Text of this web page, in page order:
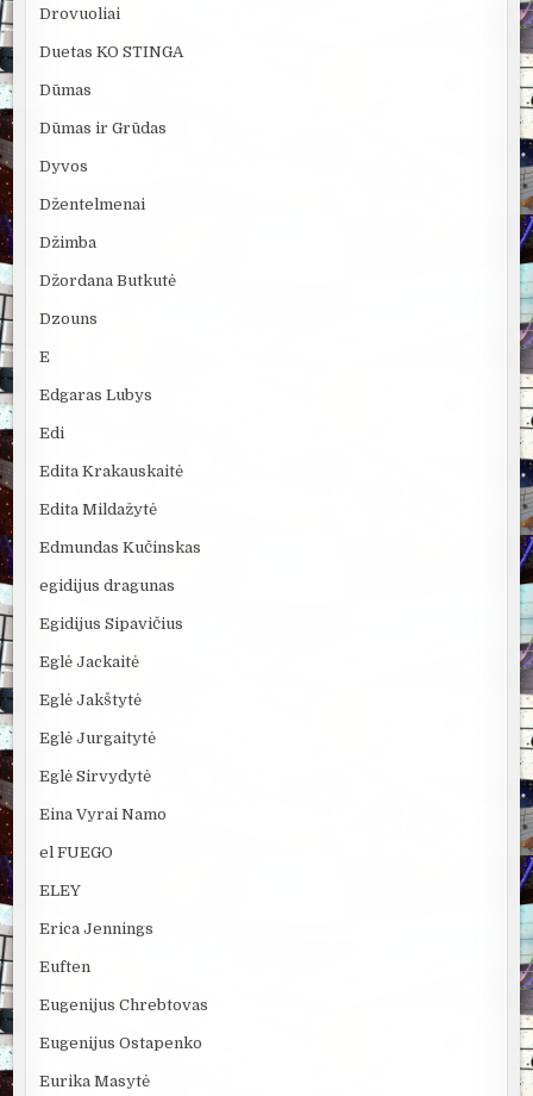
Drovuoliai
Duetas KO STINGA
Dūmas
Dūmas ir Grūdas
Dyvos
Džentelmenai
Džimba
Džordana Butkutė
Dzouns
E
Edgaras Lubys
Edi
Edita Krakauskaitė
Edita Mildažytė
Edmundas Kučinskas
egidijus dragunas
Egidijus Sipavičius
Eglė Jackaitė
Eglė Jakštytė
Eglė Jurgaitytė
Eglė Sirvydytė
Eina Vyrai Namo
el FUEGO
ELEY
Erica Jennings
Euften
Eugenijus Chrebtovas
Eugenijus Ostapenko
Eurika Masytė